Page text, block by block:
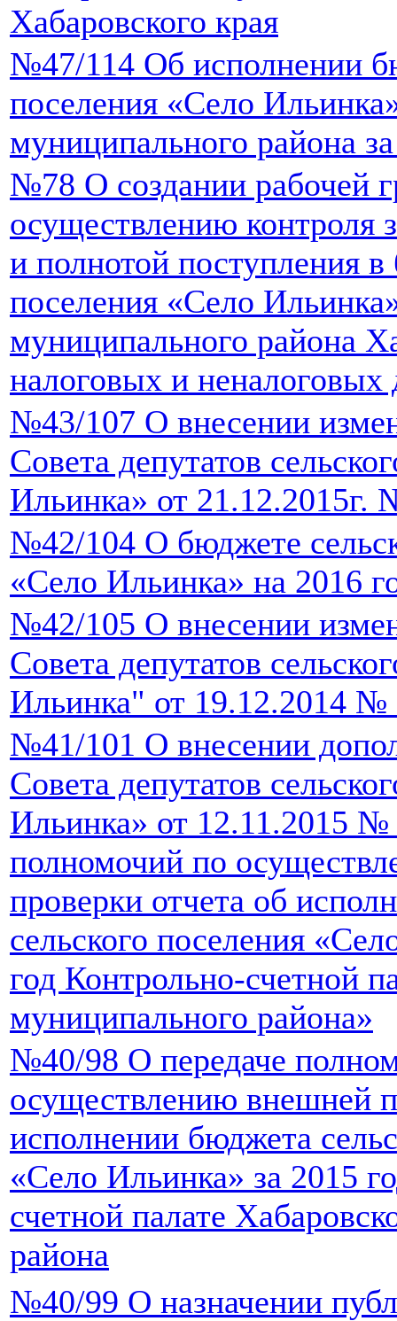
Хабаровского края
№47/114 Об исполнении
поселения «Село
муниципального района
№78 О создании рабочей
осуществлению контроля
и полнотой поступления в
поселения «Село
муниципального района
налоговых и неналоговых
№43/107 О внесении
Совета депутатов
Ильинка» от 21.12.2015г.
№42/104 О бюджете
«Село Ильинка» на 2016
№42/105 О внесении
Совета депутатов
Ильинка" от 19.12.2014 №
№41/101 О внесении
Совета депутатов
Ильинка» от 12.11.2015 №
полномочий по
проверки отчета об
сельского поселения
год Контрольно-счетной
муниципального района»
№40/98 О передаче
осуществлению внешней
исполнении бюджета
«Село Ильинка» за 2015
счетной палате
района
№40/99 О назначении